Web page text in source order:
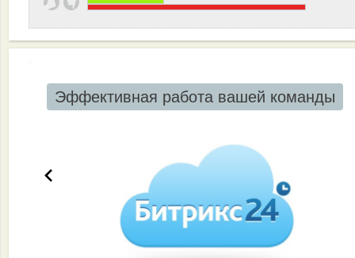
Эффективная работа вашей команды